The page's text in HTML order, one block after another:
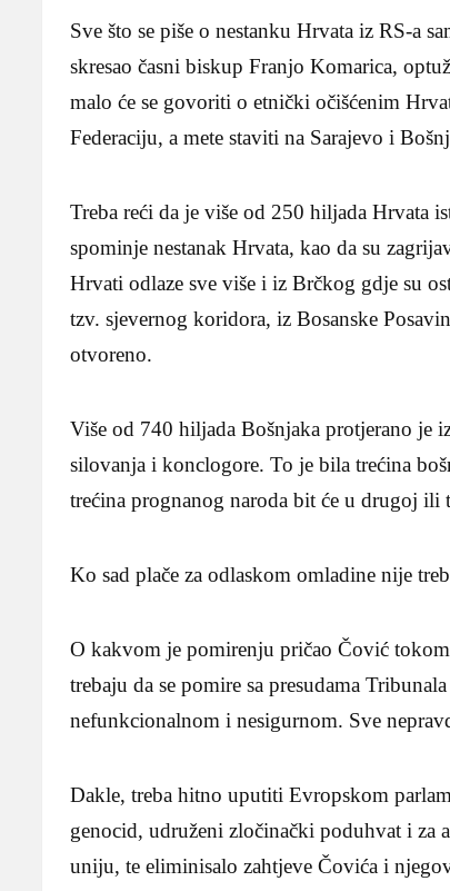
Sve što se piše o nestanku Hrvata iz RS-a
skresao časni biskup Franjo Komarica,
malo će se govoriti o etnički očišćenim
Federaciju, a mete staviti na Sarajevo i
Treba reći da je više od 250 hiljada Hrvata
spominje nestanak Hrvata, kao da su
Hrvati odlaze sve više i iz Brčkog gdje su
tzv. sjevernog koridora, iz Bosanske
otvoreno.
Više od 740 hiljada Bošnjaka protjerano je
silovanja i konclogore. To je bila trećina
trećina prognanog naroda bit će u drugoj
Ko sad plače za odlaskom omladine nije
O kakvom je pomirenju pričao Čović
trebaju da se pomire sa presudama
nefunkcionalnom i nesigurnom. Sve
Dakle, treba hitno uputiti Evropskom
genocid, udruženi zločinački poduhvat i
uniju, te eliminisalo zahtjeve Čovića i